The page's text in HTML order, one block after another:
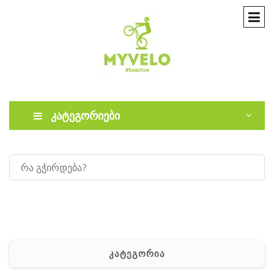
კატეგორიები
კატეგორია